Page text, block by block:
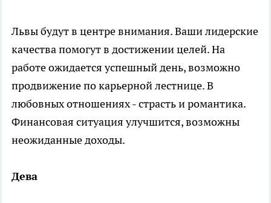
Львы будут в центре внимания. Ваши лидерские
качества помогут в достижении целей. На
работе ожидается успешный день, возможно
продвижение по карьерной лестнице. В
любовных отношениях - страсть и романтика.
Финансовая ситуация улучшится, возможны
неожиданные доходы.
Дева